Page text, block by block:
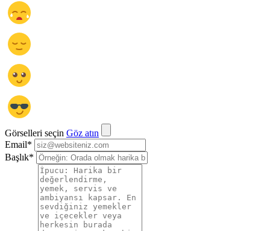
Görselleri seçin Göz atın
Email*
Başlık*